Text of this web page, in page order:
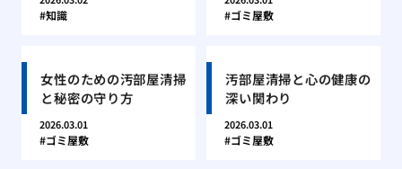
知識 ゴミ屋敷
女性のための汚部屋清掃
と秘密の守り方
2026.03.01
ゴミ屋敷
汚部屋清掃と心の健康の
深い関わり
2026.03.01
ゴミ屋敷